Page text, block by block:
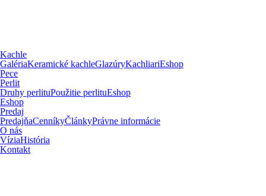
Kachle
GalériaKeramické kachleGlazúryKachliariEshop
Pece
Perlit
Druhy perlituPoužitie perlituEshop
Eshop
Predaj
PredajňaCenníkyČlánkyPrávne informácie
O nás
VíziaHistória
Kontakt